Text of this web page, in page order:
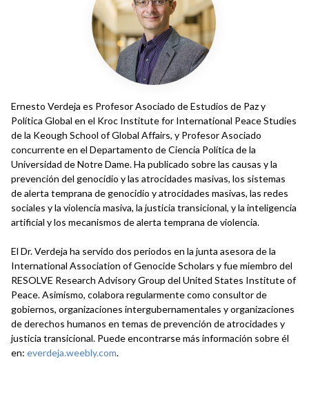
Ernesto Verdeja es Profesor Asociado de Estudios de Paz y
Política Global en el Kroc Institute for International Peace Studies
de la Keough School of Global Affairs, y Profesor Asociado
concurrente en el Departamento de Ciencia Política de la
Universidad de Notre Dame. Ha publicado sobre las causas y la
prevención del genocidio y las atrocidades masivas, los sistemas
de alerta temprana de genocidio y atrocidades masivas, las redes
sociales y la violencia masiva, la justicia transicional, y la inteligencia
artificial y los mecanismos de alerta temprana de violencia.
El Dr. Verdeja ha servido dos periodos en la junta asesora de la
International Association of Genocide Scholars y fue miembro del
RESOLVE Research Advisory Group del United States Institute of
Peace. Asimismo, colabora regularmente como consultor de
gobiernos, organizaciones intergubernamentales y organizaciones
de derechos humanos en temas de prevención de atrocidades y
justicia transicional. Puede encontrarse más información sobre él
en: everdeja.weebly.com.